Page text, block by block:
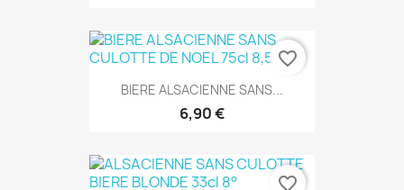
BIERE ALSACIENNE SANS...
6,90 €
favorite_border
favorite_border